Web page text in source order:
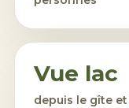
Vue lac
depuis le gîte